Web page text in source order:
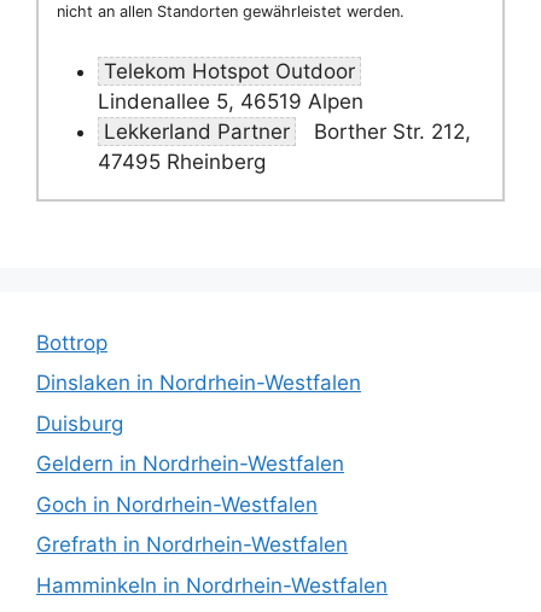
nicht an allen Standorten gewährleistet werden.
Telekom Hotspot Outdoor
Lindenallee 5, 46519 Alpen
Lekkerland Partner
Borther Str. 212,
47495 Rheinberg
Bottrop
Dinslaken in Nordrhein-Westfalen
Duisburg
Geldern in Nordrhein-Westfalen
Goch in Nordrhein-Westfalen
Grefrath in Nordrhein-Westfalen
Hamminkeln in Nordrhein-Westfalen